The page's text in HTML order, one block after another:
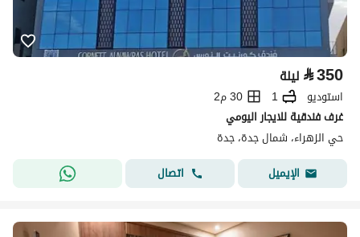
⃁350 ليلة
استوديو 1
30 م2
غرف فندقية للايجار اليومي
حي الزهراء، شمال جدة، جدة
الإيميل
اتصال